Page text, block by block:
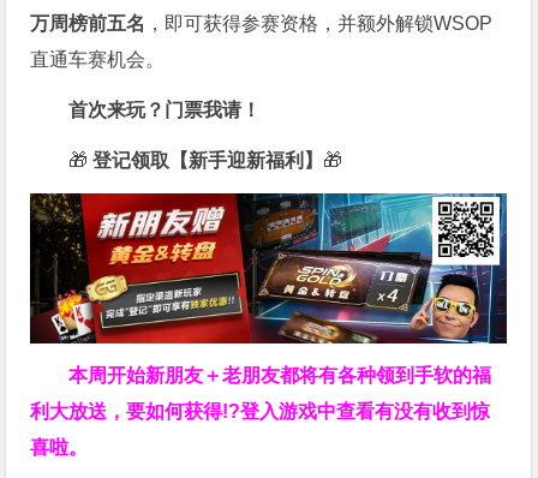
万周榜前五名 ，即可获得参赛资格，并额外解锁WSOP
直通车赛机会。
首次来玩？门票我请！
🎁 登记领取【新手迎新福利】 🎁
本周开始新朋友＋老朋友都将有各种领到手软的福
利大放送，要如何获得!?登入游戏中查看有没有收到惊
喜啦。